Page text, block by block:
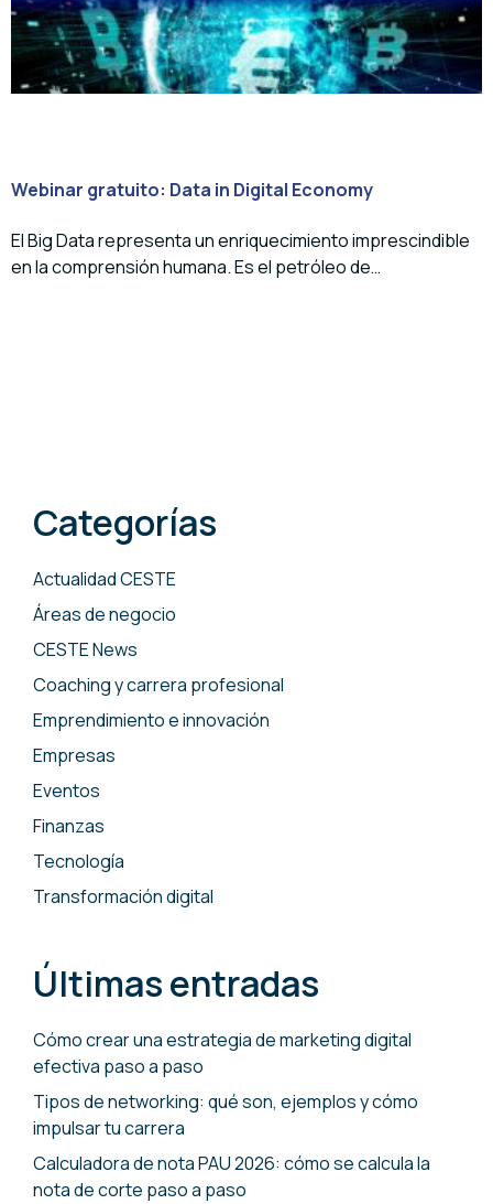
Webinar gratuito: Data in Digital Economy
El Big Data representa un enriquecimiento imprescindible
en la comprensión humana. Es el petróleo de…
Categorías
Actualidad CESTE
Áreas de negocio
CESTE News
Coaching y carrera profesional
Emprendimiento e innovación
Empresas
Eventos
Finanzas
Tecnología
Transformación digital
Últimas entradas
Cómo crear una estrategia de marketing digital
efectiva paso a paso
Tipos de networking: qué son, ejemplos y cómo
impulsar tu carrera
Calculadora de nota PAU 2026: cómo se calcula la
nota de corte paso a paso